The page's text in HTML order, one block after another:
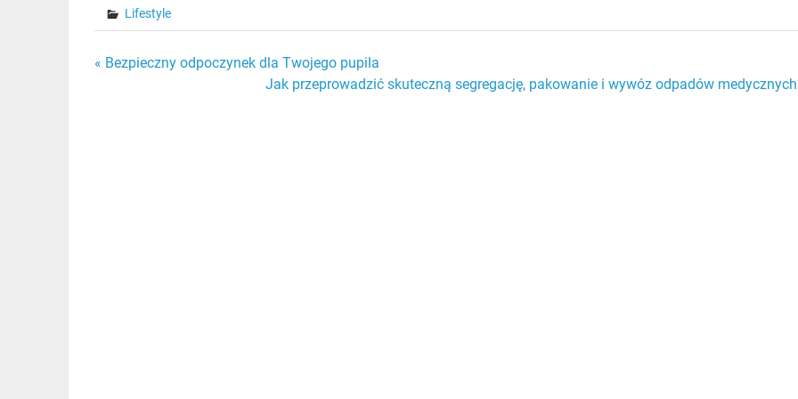
Lifestyle
Nawigacja
« Bezpieczny odpoczynek dla Twojego pupila
Jak przeprowadzić skuteczną segregację, pakowanie i wywóz odpadów